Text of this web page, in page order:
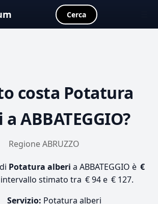
Cerca
costa Potatura
a ABBATEGGIO?
Regione ABRUZZO
Potatura alberi a ABBATEGGIO è €
stimato tra € 94 e € 127.
Servizio: Potatura alberi